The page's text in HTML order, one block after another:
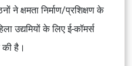
ने क्षमता निर्माण/प्रशिक्षण के
उद्यमियों के लिए ई-कॉमर्स
की है।